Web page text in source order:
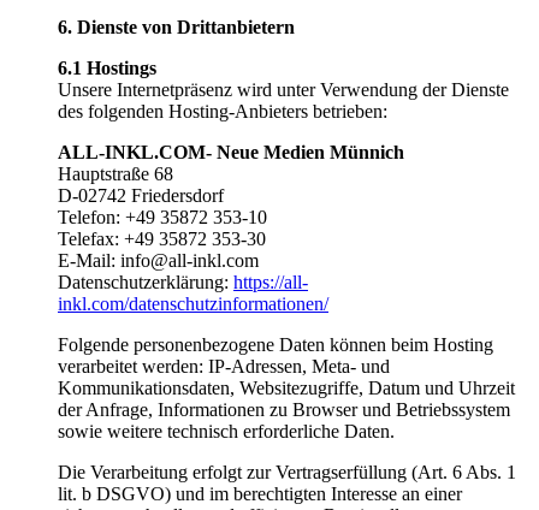
6. Dienste von Drittanbietern
6.1 Hostings
Unsere Internetpräsenz wird unter Verwendung der Dienste
des folgenden Hosting-Anbieters betrieben:
ALL-INKL.COM- Neue Medien Münnich
Hauptstraße 68
D-02742 Friedersdorf
Telefon: +49 35872 353-10
Telefax: +49 35872 353-30
E-Mail: info@all-inkl.com
Datenschutzerklärung: https://all-
inkl.com/datenschutzinformationen/
Folgende personenbezogene Daten können beim Hosting
verarbeitet werden: IP-Adressen, Meta- und
Kommunikationsdaten, Websitezugriffe, Datum und Uhrzeit
der Anfrage, Informationen zu Browser und Betriebssystem
sowie weitere technisch erforderliche Daten.
Die Verarbeitung erfolgt zur Vertragserfüllung (Art. 6 Abs. 1
lit. b DSGVO) und im berechtigten Interesse an einer